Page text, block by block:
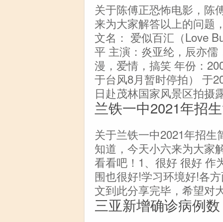
关于陈傅正恐怖电影，陈
来为大家解答以上的问题
文名： 爱似百汇（Love
平 主演：炎亚纶，辰亦
漫，爱情，搞笑 年份：
于台风8月暂时停拍） 于
日赴茂林国家风景区拍摄
兰铁一中2021年招
关于兰铁一中2021年招
知道，今天小六来为大家
看看吧！1、很好 很好 作
围也很好!学习环境好!各
文到此分享完毕，希望对
三亚新增确诊病例